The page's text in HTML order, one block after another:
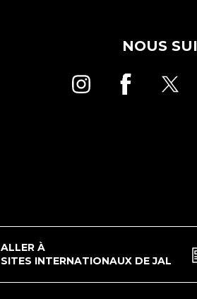
NOUS
ALLER À
SITES INTERNATIONAUX DE JAL